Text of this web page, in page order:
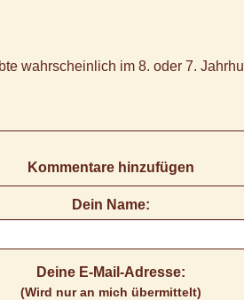
wahrscheinlich im 8. oder 7.
Kommentare hinzufügen
Dein Name:
Deine E-Mail-Adresse:
(Wird nur an mich übermittelt)